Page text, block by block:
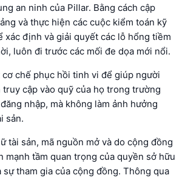
an ninh của Pillar. Bằng cách cập
và thực hiện các cuộc kiểm toán kỹ
xác định và giải quyết các lỗ hổng tiềm
luôn đi trước các mối đe dọa mới nổi.
chế phục hồi tinh vi để giúp người
cập vào quỹ của họ trong trường
nhập, mà không làm ảnh hưởng
sản.
tài sản, mã nguồn mở và do cộng đồng
mạnh tầm quan trọng của quyền sở hữu
tham gia của cộng đồng. Thông qua